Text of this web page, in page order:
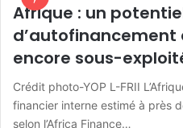
Afrique : un
d’autofinancement
encore sous-
Crédit photo-YOP L-FRII
financier interne estimé à près
selon l’Africa Finance…